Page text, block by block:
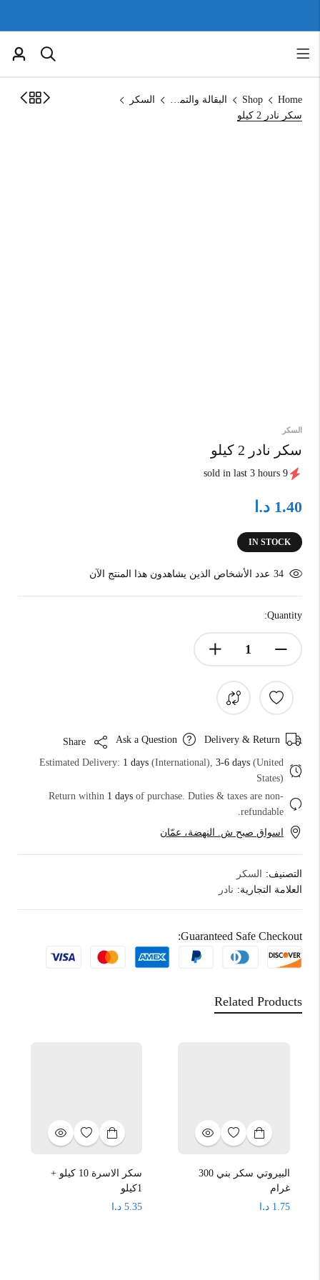
Home
Shop البقالة والتموين
السكر
سكر نادر 2 كيلو
السكر
سكر نادر 2 كيلو
9 sold in last 3 hours
1.40 د.ا
IN STOCK
34 عدد الأشخاص الذين يشاهدون هذا المنتج الآن
Quantity:
Delivery & Return
Ask a Question
Estimated Delivery: 1 days (International), 3-6 days (United
States)
Return within 1 days of purchase. Duties & taxes are non-
refundable.
اسواق صبح ش. النهضة، عمّان
التصنيف:
السكر
العلامة التجارية: نادر
Guaranteed Safe Checkout:
Related Products
البيروتي سكر بني 300
غرام
1.75 د.ا
سكر الاسرة 10 كيلو +
1كيلو
5.35 د.ا